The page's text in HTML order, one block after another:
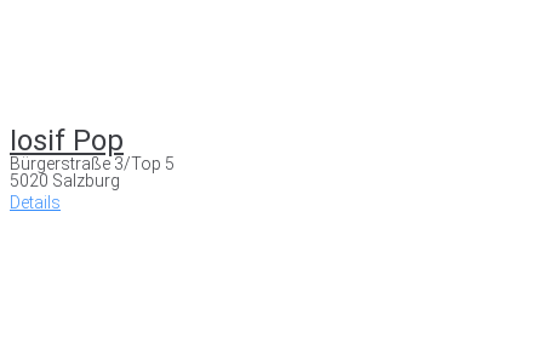
Iosif Pop
Bürgerstraße 3/Top 5
5020 Salzburg
Details